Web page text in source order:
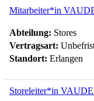
Mitarbeiter*in
Abteilung: Stores
Vertragsart:
Standort: Erlangen
Storeleiter*in VAUDE